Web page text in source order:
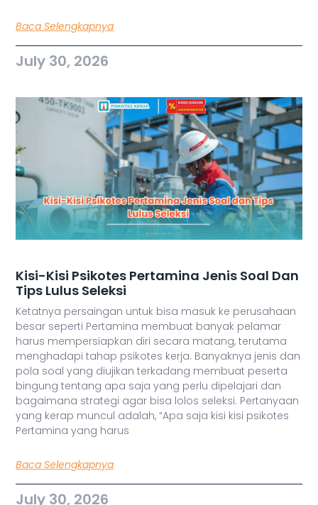
Baca Selengkapnya
July 30, 2026
Kisi-Kisi Psikotes Pertamina Jenis Soal Dan
Tips Lulus Seleksi
Ketatnya persaingan untuk bisa masuk ke perusahaan
besar seperti Pertamina membuat banyak pelamar
harus mempersiapkan diri secara matang, terutama
menghadapi tahap psikotes kerja. Banyaknya jenis dan
pola soal yang diujikan terkadang membuat peserta
bingung tentang apa saja yang perlu dipelajari dan
bagaimana strategi agar bisa lolos seleksi. Pertanyaan
yang kerap muncul adalah, “Apa saja kisi kisi psikotes
Pertamina yang harus
Baca Selengkapnya
July 30, 2026